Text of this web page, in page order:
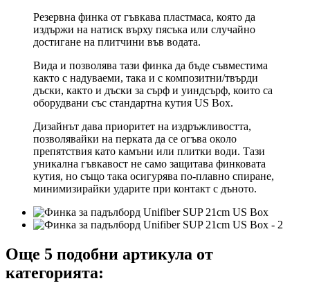
Резервна финка от гъвкава пластмаса, която да
издържи на натиск върху пясъка или случайно
достигане на плитчини във водата.
Вида и позволява тази финка да бъде съвместима
както с надуваеми, така и с композитни/твърди
дъски, както и дъски за сърф и уиндсърф, които са
оборудвани със стандартна кутия US Box.
Дизайнът дава приоритет на издръжливостта,
позволявайки на перката да се огъва около
препятствия като камъни или плитки води. Тази
уникална гъвкавост не само защитава финковата
кутия, но също така осигурява по-плавно спиране,
минимизирайки ударите при контакт с дъното.
Още 5 подобни артикула от
категорията: